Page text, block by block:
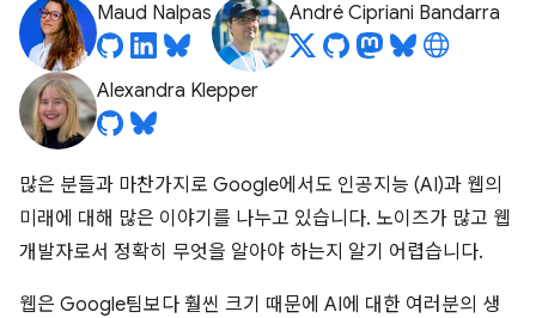
Maud Nalpas André Cipriani Bandarra
Alexandra Klepper
많은 분들과 마찬가지로 Google에서도 인공지능 (AI)과 웹의
미래에 대해 많은 이야기를 나누고 있습니다. 노이즈가 많고 웹
개발자로서 정확히 무엇을 알아야 하는지 알기 어렵습니다.
웹은 Google팀보다 훨씬 크기 때문에 AI에 대한 여러분의 생